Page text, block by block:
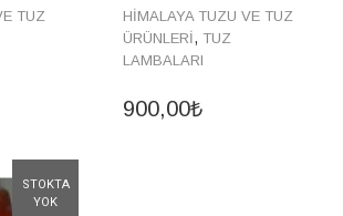
TUZ
HIMALAYA TUZU VE TUZ
ÜRÜNLERI, TUZ
LAMBALARI
900,00₺
STOKTA
YOK